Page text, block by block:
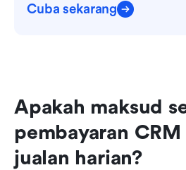
Cuba sekarang
Apakah maksud
pembayaran
jualan harian?